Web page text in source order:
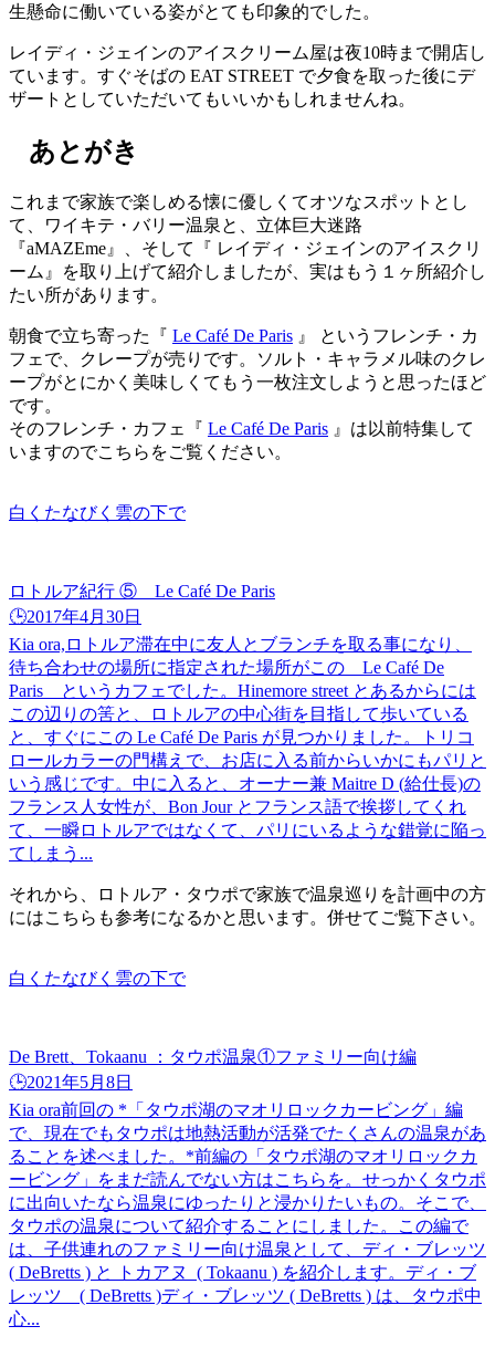
生懸命に働いている姿がとても印象的でした。
レイディ・ジェインのアイスクリーム屋は夜10時まで開店し
ています。すぐそばの EAT STREET で夕食を取った後にデ
ザートとしていただいてもいいかもしれませんね。
あとがき
これまで家族で楽しめる懐に優しくてオツなスポットとし
て、ワイキテ・バリー温泉と、立体巨大迷路
『aMAZEme』、そして『 レイディ・ジェインのアイスクリ
ーム』を取り上げて紹介しましたが、実はもう１ヶ所紹介し
たい所があります。
朝食で立ち寄った『 Le Café De Paris 』 というフレンチ・カ
フェで、クレープが売りです。ソルト・キャラメル味のクレ
ープがとにかく美味しくてもう一枚注文しようと思ったほど
です。
そのフレンチ・カフェ『 Le Café De Paris 』は以前特集して
いますのでこちらをご覧ください。
白くたなびく雲の下で
ロトルア紀行 ⑤ Le Café De Paris
🕒️2017年4月30日
Kia ora,ロトルア滞在中に友人とブランチを取る事になり、
待ち合わせの場所に指定された場所がこの Le Café De
Paris というカフェでした。Hinemore street とあるからには
この辺りの筈と、ロトルアの中心街を目指して歩いている
と、すぐにこの Le Café De Paris が見つかりました。トリコ
ロールカラーの門構えで、お店に入る前からいかにもパリと
いう感じです。中に入ると、オーナー兼 Maitre D (給仕長)の
フランス人女性が、Bon Jour とフランス語で挨拶してくれ
て、一瞬ロトルアではなくて、パリにいるような錯覚に陥っ
てしまう...
それから、ロトルア・タウポで家族で温泉巡りを計画中の方
にはこちらも参考になるかと思います。併せてご覧下さい。
白くたなびく雲の下で
De Brett、Tokaanu ：タウポ温泉①ファミリー向け編
🕒️2021年5月8日
Kia ora前回の *「タウポ湖のマオリロックカービング」編
で、現在でもタウポは地熱活動が活発でたくさんの温泉があ
ることを述べました。*前編の「タウポ湖のマオリロックカ
ービング」をまだ読んでない方はこちらを。せっかくタウポ
に出向いたなら温泉にゆったりと浸かりたいもの。そこで、
タウポの温泉について紹介することにしました。この編で
は、子供連れのファミリー向け温泉として、ディ・ブレッツ
( DeBretts ) と トカアヌ ( Tokaanu ) を紹介します。ディ・ブ
レッツ ( DeBretts )ディ・ブレッツ ( DeBretts ) は、タウポ中
心...